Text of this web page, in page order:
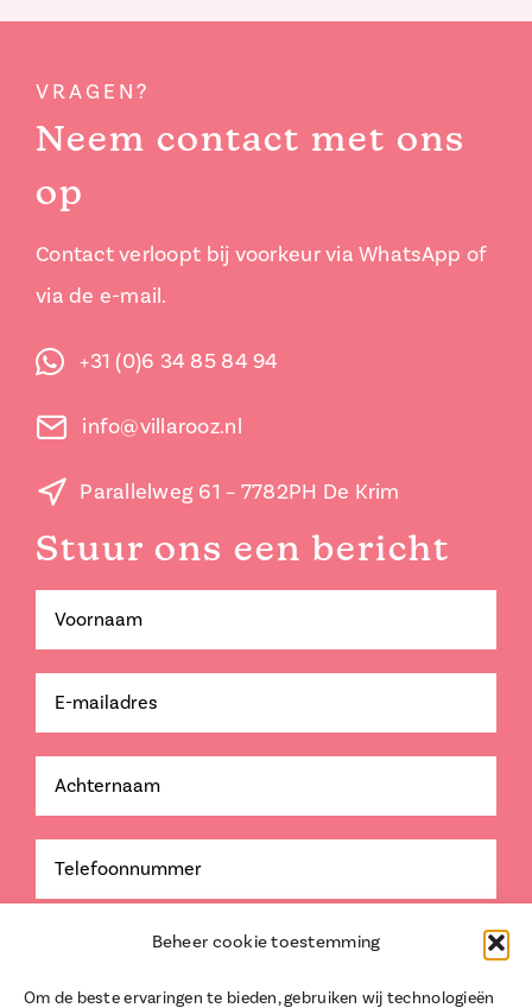
Beheer cookie toestemming
Om de beste ervaringen te bieden, gebruiken wij technologieën
VRAGEN?
Neem contact met ons
op
Contact verloopt bij voorkeur via WhatsApp of
via de e-mail.
+31 (0)6 34 85 84 94
info@villarooz.nl
Parallelweg 61 – 7782PH De Krim
Stuur ons een bericht